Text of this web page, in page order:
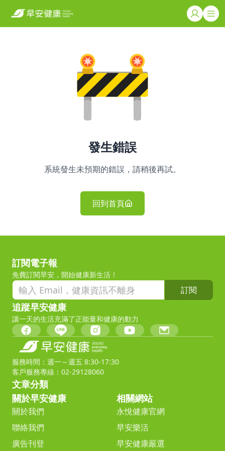
發生錯誤
系統發生未預期的錯誤，請稍後再試。
回到首頁
訂閱電子報
免費訂閱早安，開始健康新生活！
訂閱
追蹤早安健康
讓一天的生活充滿了正能量和健康的動力
服務時間：週一～週五 8:30-17:30
客戶服務專線：02-29128060
文章分類
關於早安健康
關於我們
聯絡我們
廣告刊登
相關網站
永悅健康官網
早安樂活
早安健康嚴選